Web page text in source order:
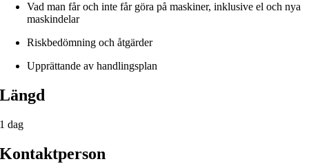
Vad man får och inte får göra på maskiner, inklusive el och nya
maskindelar
Riskbedömning och åtgärder
Upprättande av handlingsplan
Längd
1 dag
Kontaktperson